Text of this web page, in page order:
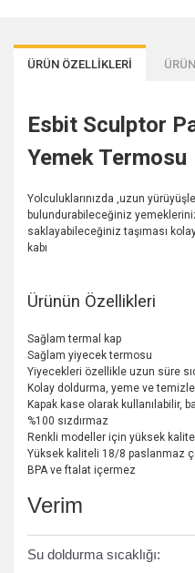
ÜRÜN ÖZELLİKLERİ
Esbit Sculptor
Yemek Termosu
Yolculuklarınızda ,uzun
bulundurabileceğiniz
saklayabileceğiniz taşıması
kabı
Ürünün Özellikleri
Sağlam termal kap
Sağlam yiyecek termosu
Yiyecekleri özellikle uzun süre
Kolay doldurma, yeme ve
Kapak kase olarak kullanılabilir,
%100 sızdırmaz
Renkli modeller için yüksek
Yüksek kaliteli 18/8 paslanmaz
BPA ve ftalat içermez
Verim
Su doldurma sıcaklığı: